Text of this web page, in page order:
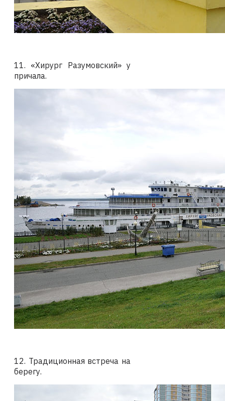
11. «Хирург Разумовский» у
причала.
12. Традиционная встреча на
берегу.